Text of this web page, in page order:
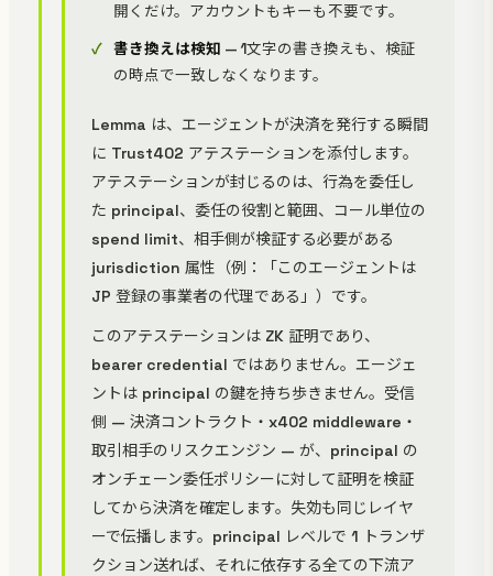
開くだけ。アカウントもキーも不要です。
書き換えは検知 — 1文字の書き換えも、検証
の時点で一致しなくなります。
Lemma は、エージェントが決済を発行する瞬間
に Trust402 アテステーションを添付します。
アテステーションが封じるのは、行為を委任し
た principal、委任の役割と範囲、コール単位の
spend limit、相手側が検証する必要がある
jurisdiction 属性（例：「このエージェントは
JP 登録の事業者の代理である」）です。
このアテステーションは ZK 証明であり、
bearer credential ではありません。エージェ
ントは principal の鍵を持ち歩きません。受信
側 — 決済コントラクト・x402 middleware・
取引相手のリスクエンジン — が、principal の
オンチェーン委任ポリシーに対して証明を検証
してから決済を確定します。失効も同じレイヤ
ーで伝播します。principal レベルで 1 トランザ
クション送れば、それに依存する全ての下流ア